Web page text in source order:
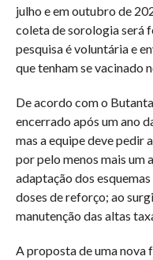
julho e em outubro de
coleta de sorologia será
pesquisa é voluntária e
que tenham se vacinado
De acordo com o
encerrado após um ano
mas a equipe deve pedir
por pelo menos mais um
adaptação dos
doses de reforço; ao
manutenção das altas
A proposta de uma nova